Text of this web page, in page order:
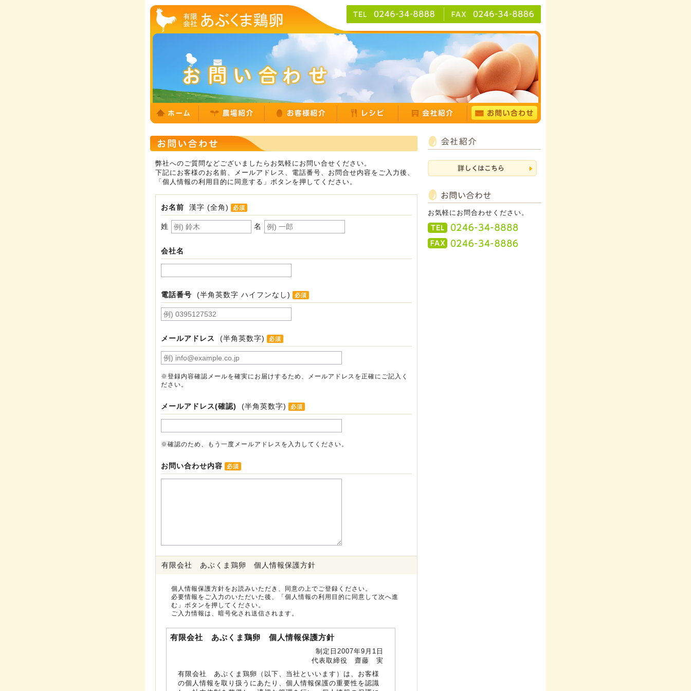
弊社へのご質問などございましたらお気軽にお問い合せください。
下記にお客様のお名前、メールアドレス、電話番号、お問合せ内容をご入力後、
「個人情報の利用目的に同意する」ボタンを押してください。
お名前 漢字 (全角) 必須
姓 名
会社名
電話番号 (半角英数字 ハイフンなし) 必須
メールアドレス (半角英数字) 必須
※登録内容確認メールを確実にお届けするため、メールアドレスを正確にご記入く
ださい。
メールアドレス(確認) (半角英数字) 必須
※確認のため、もう一度メールアドレスを入力してください。
お問い合わせ内容 必須
有限会社 あぶくま鶏卵 個人情報保護方針
個人情報保護方針をお読みいただき、同意の上でご登録ください。
必要情報をご入力のいただいた後、「個人情報の利用目的に同意して次へ進
む」ボタンを押してください。
ご入力情報は、暗号化され送信されます。
有限会社 あぶくま鶏卵 個人情報保護方針
制定日2007年9月1日
代表取締役 齋藤 実
有限会社 あぶくま鶏卵（以下、当社といいます）は、お客様
の個人情報を取り扱うにあたり、個人情報保護の重要性を認識
お気軽にお問合わせください。